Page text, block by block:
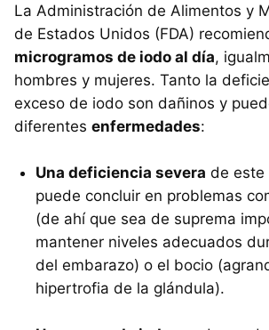
La Administración de Alimentos y
de Estados Unidos (FDA)
microgramos de iodo al día,
hombres y mujeres. Tanto la
exceso de iodo son dañinos y
diferentes enfermedades:
Una deficiencia severa de este
puede concluir en problemas
(de ahí que sea de suprema
mantener niveles adecuados
del embarazo) o el bocio
hipertrofia de la glándula).